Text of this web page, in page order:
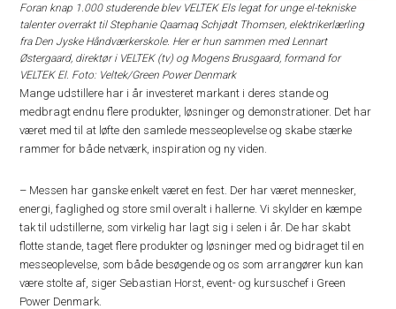
Foran knap 1.000 studerende blev VELTEK Els legat for unge el-tekniske
talenter overrakt til Stephanie Qaamaq Schjødt Thomsen, elektrikerlærling
fra Den Jyske Håndværkerskole. Her er hun sammen med Lennart
Østergaard, direktør i VELTEK (tv) og Mogens Brusgaard, formand for
VELTEK El. Foto: Veltek/Green Power Denmark
Mange udstillere har i år investeret markant i deres stande og
medbragt endnu flere produkter, løsninger og demonstrationer. Det har
været med til at løfte den samlede messeoplevelse og skabe stærke
rammer for både netværk, inspiration og ny viden.
– Messen har ganske enkelt været en fest. Der har været mennesker,
energi, faglighed og store smil overalt i hallerne. Vi skylder en kæmpe
tak til udstillerne, som virkelig har lagt sig i selen i år. De har skabt
flotte stande, taget flere produkter og løsninger med og bidraget til en
messeoplevelse, som både besøgende og os som arrangører kun kan
være stolte af, siger Sebastian Horst, event- og kursuschef i Green
Power Denmark.